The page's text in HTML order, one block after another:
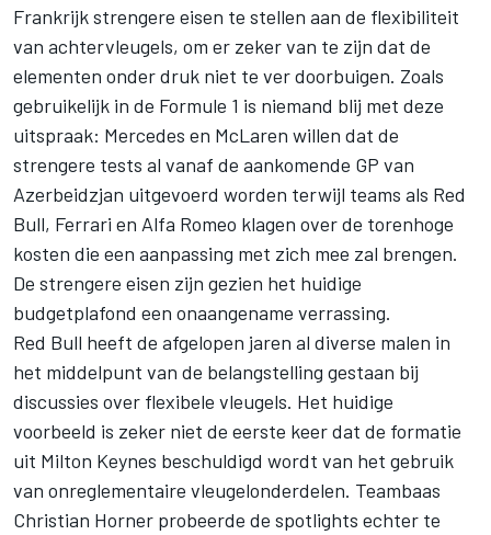
Frankrijk strengere eisen te stellen aan de flexibiliteit
van achtervleugels, om er zeker van te zijn dat de
elementen onder druk niet te ver doorbuigen. Zoals
gebruikelijk in de Formule 1 is niemand blij met deze
uitspraak: Mercedes en McLaren willen dat de
strengere tests al vanaf de aankomende GP van
Azerbeidzjan uitgevoerd worden terwijl teams als Red
Bull, Ferrari en Alfa Romeo klagen overde torenhoge
kosten die een aanpassing met zich mee zal brengen.
De strengere eisen zijn gezien het huidige
budgetplafond een onaangename verrassing.
Red Bull heeft de afgelopen jaren al diverse malen in
het middelpunt van de belangstelling gestaan bij
discussies over flexibele vleugels. Het huidige
voorbeeld is zeker niet de eerste keer dat de formatie
uit Milton Keynes beschuldigd wordt van het gebruik
van onreglementaire vleugelonderdelen. Teambaas
Christian Horner probeerde de spotlights echter te